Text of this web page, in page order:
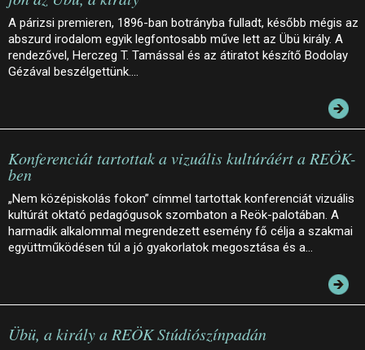
A párizsi premieren, 1896-ban botrányba fulladt, később mégis az
abszurd irodalom egyik legfontosabb műve lett az Übü király. A
rendezővel, Herczeg T. Tamással és az átiratot készítő Bodolay
Gézával beszélgettünk.…
Konferenciát tartottak a vizuális kultúráért a REÖK-
ben
„Nem középiskolás fokon” címmel tartottak konferenciát vizuális
kultúrát oktató pedagógusok szombaton a Reök-palotában. A
harmadik alkalommal megrendezett esemény fő célja a szakmai
együttműködésen túl a jó gyakorlatok megosztása és a…
Übü, a király a REÖK Stúdiószínpadán